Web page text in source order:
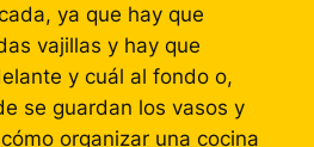
ya que hay que
vajillas y hay que
y cuál al fondo o,
se guardan los vasos y
organizar una cocina